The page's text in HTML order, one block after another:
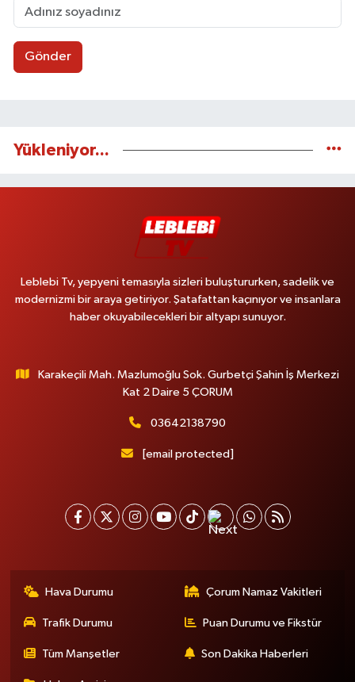
Gönder
Yükleniyor...
Leblebi Tv, yepyeni temasıyla sizleri buluştururken, sadelik ve
modernizmi bir araya getiriyor. Şatafattan kaçınıyor ve insanlara
haber okuyabilecekleri bir altyapı sunuyor.
Karakeçili Mah. Mazlumoğlu Sok. Gurbetçi Şahin İş Merkezi
Kat 2 Daire 5 ÇORUM
03642138790
[email protected]
Hava Durumu Çorum Namaz Vakitleri
Trafik Durumu Puan Durumu ve Fikstür
Tüm Manşetler Son Dakika Haberleri